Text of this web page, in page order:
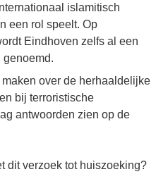
islamitisch
een rol speelt. Op
Eindhoven zelfs al een
genoemd.
over de herhaaldelijke
bij terroristische
antwoorden zien op de
dit verzoek tot huiszoeking?